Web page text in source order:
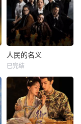
人民的名义
已完结